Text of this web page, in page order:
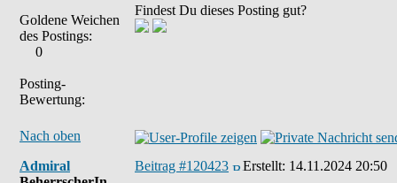
Goldene Weichen
des Postings:
0
Posting-
Bewertung:
Findest Du dieses Posting gut?
Nach oben
Admiral
Beitrag #120423 Erstellt: 14.11.2024 20:50